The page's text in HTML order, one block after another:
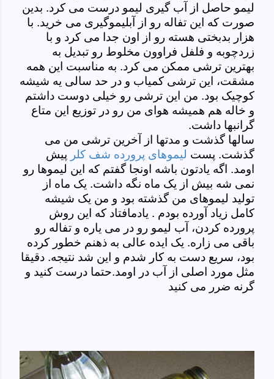
لیمو حاصل از آب گیری لیمو درست می کرد. بدین
صورت که این تفاله رو از آبلیموگیری می خرید. با
هزار بدبختی هسته رو از اون جدا می کرد و با
زردچوبه و فلفل فراوون مخلوط رو تبدیل به
بهترین ترشی ممکن می کرد. به مناسبت این همه
مشقت، این ترشی کمیاب و در حد سالی یه شیشه
کوچیک بود. من این ترشی رو خیلی دوست داشتم
و خاله هم همیشه هوای من رو در توزیع این متاع
گرانبها داشت.
سالها گذشت و مدتها از آخرین ترشی من می
گذشت. پست لیموهای پرورده شف کلر پیش
اومد. اگه یادتون باشه اونجا گفتم که این لیموها رو
نمی شه بیش از یک ماه نگه داشت. یک ماه از
تولید لیموهای من گذشته بود و من یک شیشه
کامل زیاد آورده بودم . یادمافتاد که این روش
پرورده کردن، آب لیمو رو در می یاره و تفاله رو
باقی می زاره. یک ایده عالی به ذهنم خطور کرده
بود، سریع دست به کار شدم و این شد نتیجه. دقیقا
مثل مورد اصلی از آب در اومد.حتما درست کنید و
گرنه ضرر می کنید